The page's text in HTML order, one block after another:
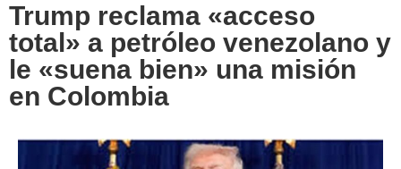
Trump reclama «acceso
total» a petróleo venezolano y
le «suena bien» una misión
en Colombia